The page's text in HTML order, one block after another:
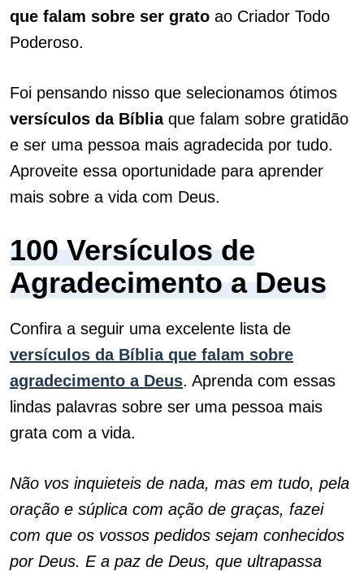
que falam sobre ser grato ao Criador Todo
Poderoso.
Foi pensando nisso que selecionamos ótimos
versículos da Bíbliaque falam sobre gratidão
e ser uma pessoa mais agradecida por tudo.
Aproveite essa oportunidade para aprender
mais sobre a vida com Deus.
100 Versículos de
Agradecimento a Deus
Confira a seguir uma excelente lista de
versículos da Bíblia que falam sobre
agradecimento a Deus. Aprenda com essas
lindas palavras sobre ser uma pessoa mais
grata com a vida.
Não vos inquieteis de nada, mas em tudo, pela
oração e súplica com ação de graças, fazei
com que os vossos pedidos sejam conhecidos
por Deus. E a paz de Deus, que ultrapassa